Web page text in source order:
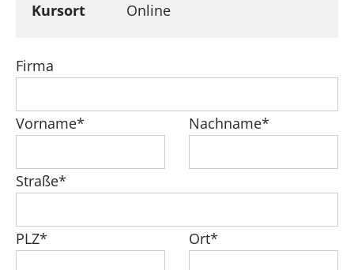
Firma
Vorname* Nachname*
Straße*
PLZ* Ort*
Kursort
Online